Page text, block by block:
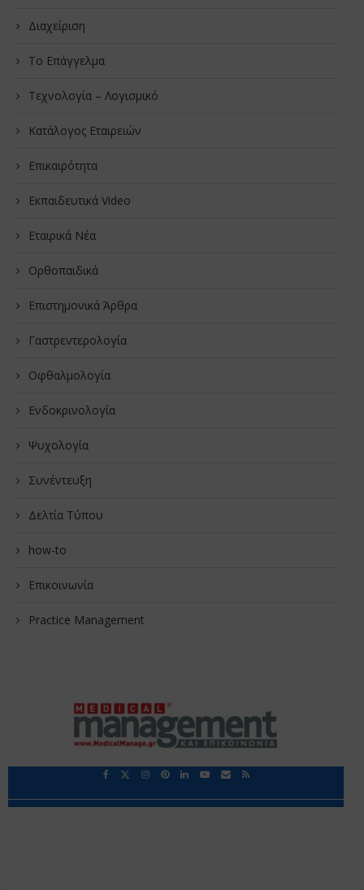
Διαχείριση
Το Επάγγελμα
Τεχνολογία – Λογισμικό
Κατάλογος Εταιρειών
Επικαιρότητα
Εκπαιδευτικά Video
Εταιρικά Νέα
Oρθοπαιδικά
Επιστημονικά Άρθρα
Γαστρεντερολογία
Οφθαλμολογία
Ενδοκρινολογία
Ψυχολογία
Συνέντευξη
Δελτία Τύπου
how-to
Επικοινωνία
Practice Management